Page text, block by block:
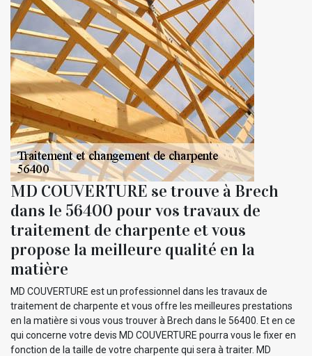
MD COUVERTURE se trouve à Brech
dans le 56400 pour vos travaux de
traitement de charpente et vous
propose la meilleure qualité en la
matière
MD COUVERTURE est un professionnel dans les travaux de
traitement de charpente et vous offre les meilleures prestations
en la matière si vous vous trouver à Brech dans le 56400. Et en ce
qui concerne votre devis MD COUVERTURE pourra vous le fixer en
fonction de la taille de votre charpente qui sera à traiter. MD